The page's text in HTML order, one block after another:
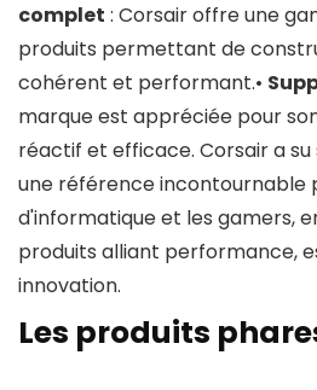
complet : Corsair offre une
produits permettant de
cohérent et performant.•
marque est appréciée pour
réactif et efficace. Corsair a
une référence incontournable
d'informatique et les gamers,
produits alliant performance,
innovation.
Les produits